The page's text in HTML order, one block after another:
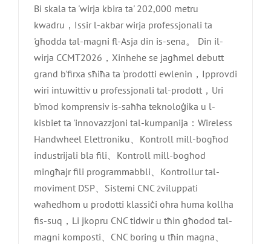
Bi skala ta 'wirja kbira ta' 202,000 metru
kwadru，Issir l-akbar wirja professjonali ta
'għodda tal-magni fl-Asja din is-sena。 Din il-
wirja CCMT2026，Xinhehe se jagħmel debutt
grand b'firxa sħiħa ta 'prodotti ewlenin，Ipprovdi
wiri intuwittiv u professjonali tal-prodott，Uri
b'mod komprensiv is-saħħa teknoloġika u l-
kisbiet ta 'innovazzjoni tal-kumpanija：Wireless
Handwheel Elettroniku、Kontroll mill-bogħod
industrijali bla fili、Kontroll mill-bogħod
mingħajr fili programmabbli、Kontrollur tal-
moviment DSP、Sistemi CNC żviluppati
waħedhom u prodotti klassiċi oħra huma kollha
fis-suq，Li jkopru CNC tidwir u tħin għodod tal-
magni komposti、CNC boring u tħin magna、